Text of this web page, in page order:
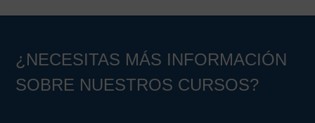
¿NECESITAS MÁS INFORMACIÓN
SOBRE NUESTROS CURSOS?